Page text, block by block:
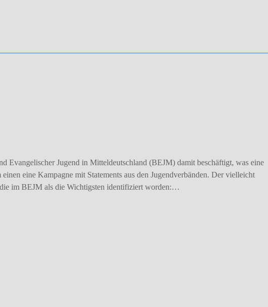
Evangelischer Jugend in Mitteldeutschland (BEJM) damit beschäftigt, was eine
eine Kampagne mit Statements aus den Jugendverbänden. Der vielleicht
die im BEJM als die Wichtigsten identifiziert worden:…